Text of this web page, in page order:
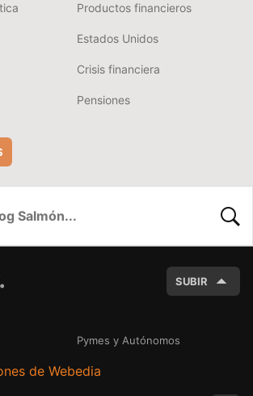
Productos financieros
Estados Unidos
Crisis financiera
Pensiones
SUBIR
Pymes y Autónomos
de Webedia